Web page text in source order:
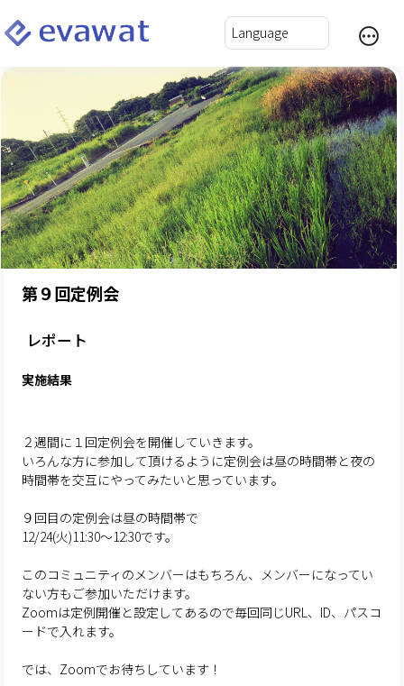
第９回定例会
レポート
実施結果
２週間に１回定例会を開催していきます。
いろんな方に参加して頂けるように定例会は昼の時間帯と夜の
時間帯を交互にやってみたいと思っています。
９回目の定例会は昼の時間帯で
12/24(火)11:30〜12:30です。
このコミュニティのメンバーはもちろん、メンバーになってい
ない方もご参加いただけます。
Zoomは定例開催と設定してあるので毎回同じURL、ID、パスコ
ードで入れます。
では、Zoomでお待ちしています！